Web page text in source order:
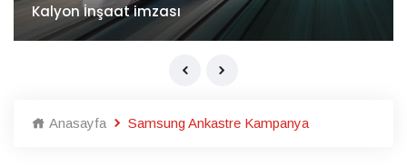
ortama taşınacak
Anasayfa Samsung Ankastre Kampanya